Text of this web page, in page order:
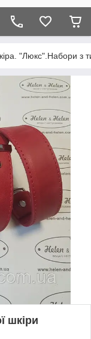
"Люкс".Набори з
шкіри